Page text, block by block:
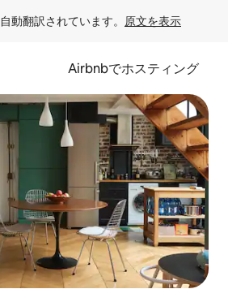
動翻訳されています。 原文を表示
Airbnbでホスティング